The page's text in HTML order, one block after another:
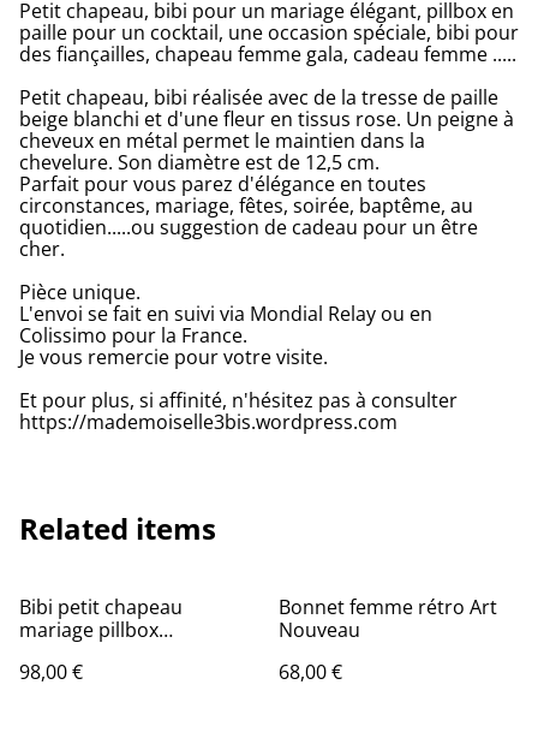
Petit chapeau, bibi pour un mariage élégant, pillbox en
paille pour un cocktail, une occasion spéciale, bibi pour
des fiançailles, chapeau femme gala, cadeau femme .....
Petit chapeau, bibi réalisée avec de la tresse de paille
beige blanchi et d'une fleur en tissus rose. Un peigne à
cheveux en métal permet le maintien dans la
chevelure. Son diamètre est de 12,5 cm.
Parfait pour vous parez d'élégance en toutes
circonstances, mariage, fêtes, soirée, baptême, au
quotidien.....ou suggestion de cadeau pour un être
cher.
Pièce unique.
L'envoi se fait en suivi via Mondial Relay ou en
Colissimo pour la France.
Je vous remercie pour votre visite.
Et pour plus, si affinité, n'hésitez pas à consulter
https://mademoiselle3bis.wordpress.com
Related items
Bibi petit chapeau
mariage pillbox
98,00 €
Bonnet femme rétro Art
Nouveau
68,00 €